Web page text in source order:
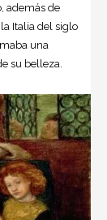
además de
Italia del siglo
una
su belleza.